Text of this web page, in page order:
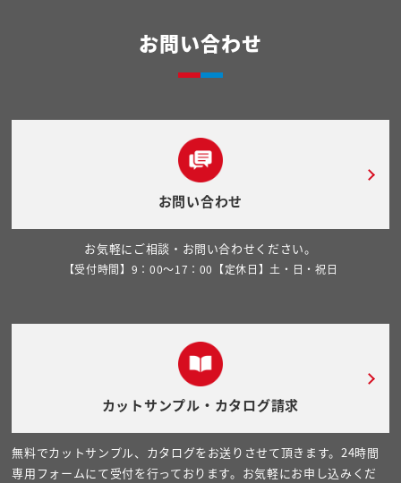
お問い合わせ
お問い合わせ
お気軽にご相談・お問い合わせください。
【受付時間】9：00～17：00【定休日】土・日・祝日
カットサンプル・カタログ請求
無料でカットサンプル、カタログをお送りさせて頂きます。24時間
専用フォームにて受付を行っております。お気軽にお申し込みくだ